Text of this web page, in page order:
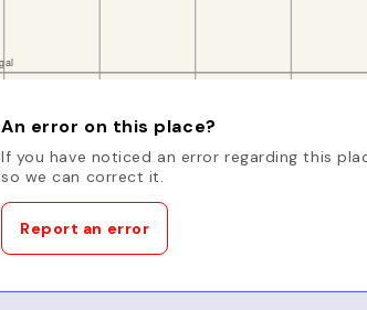
An error on this place?
If you have noticed an error regarding this
so we can correct it.
Report an error